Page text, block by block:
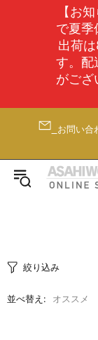
【お
で夏季
出荷
す。配
がござ
お問い合
絞り込み
並べ替え: